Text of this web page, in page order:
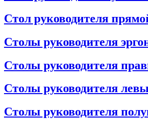
Стол руководителя
Столы руководителя
Столы руководителя
Столы руководителя
Столы руководителя